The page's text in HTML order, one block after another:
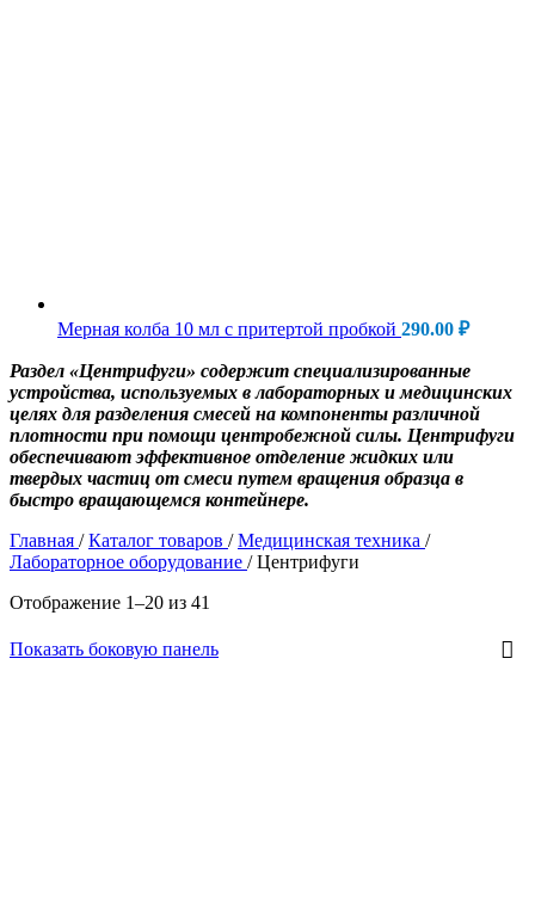
Мерная колба 10 мл с притертой пробкой 290.00 ₽
Раздел «Центрифуги» содержит специализированные
устройства, используемых в лабораторных и медицинских
целях для разделения смесей на компоненты различной
плотности при помощи центробежной силы. Центрифуги
обеспечивают эффективное отделение жидких или
твердых частиц от смеси путем вращения образца в
быстро вращающемся контейнере.
Главная / Каталог товаров / Медицинская техника /
Лабораторное оборудование / Центрифуги
Отображение 1–20 из 41
Показать боковую панель